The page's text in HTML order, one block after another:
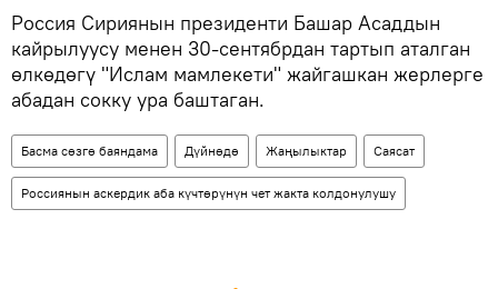
Россия Сириянын президенти Башар Асаддын
кайрылуусу менен 30-сентябрдан тартып аталган
өлкөдөгү "Ислам мамлекети" жайгашкан жерлерге
абадан сокку ура баштаган.
Басма сөзгө баяндама Дүйнөдө Жаңылыктар Саясат
Россиянын аскердик аба күчтөрүнүн чет жакта колдонулушу